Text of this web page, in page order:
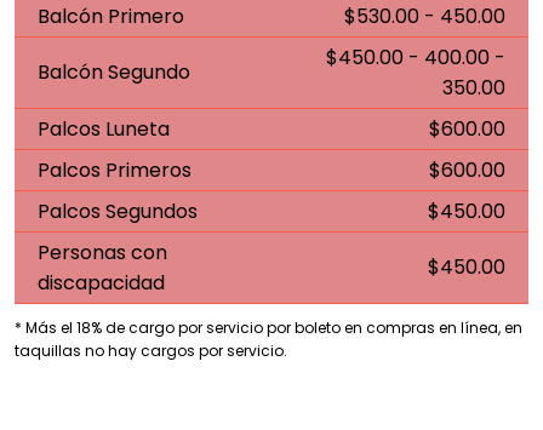
Balcón Primero
$530.00 - 450.00
Balcón Segundo
$450.00 - 400.00 -
350.00
Palcos Luneta
$600.00
Palcos Primeros
$600.00
Palcos Segundos
$450.00
Personas con
discapacidad
$450.00
* Más el 18% de cargo por servicio por boleto en compras en línea, en
taquillas no hay cargos por servicio.